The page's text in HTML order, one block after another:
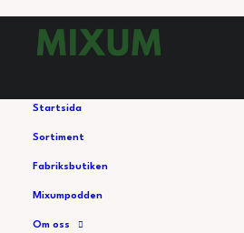
Startsida
Sortiment
Fabriksbutiken
Mixumpodden
Om oss
Större smörgåstårta med